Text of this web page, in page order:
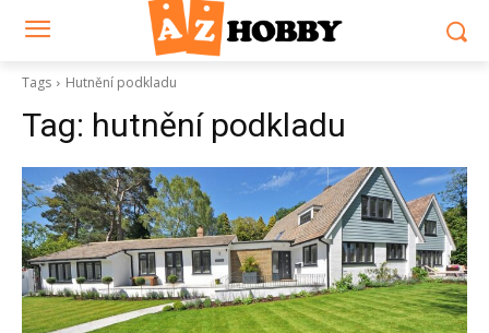
Tags Hutnění podkladu
Tag: hutnění podkladu